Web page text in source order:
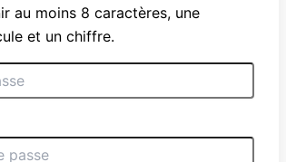
au moins 8 caractères, une
et un chiffre.